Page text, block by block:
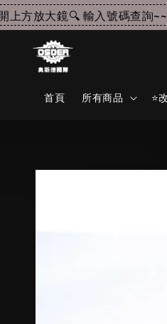
方放大鏡🔍 輸入號碼查詢~~
首頁 所有商品 ⭐